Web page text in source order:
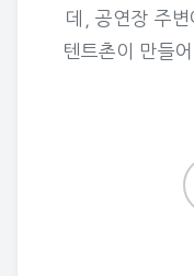
데, 공연장 주변
텐트촌이 만들